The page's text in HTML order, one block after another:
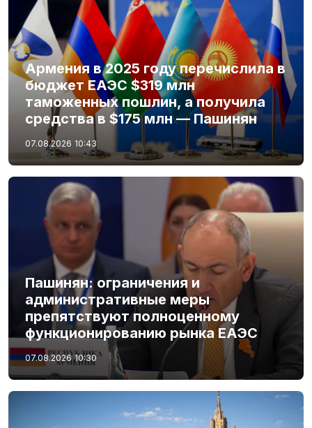
Армения в 2025 году перечислила в
бюджет ЕАЭС $319 млн
таможенных пошлин, а получила
средства в $175 млн — Пашинян
07.08.2026 10:43
Пашинян: ограничения и
административные меры
препятствуют полноценному
функционированию рынка ЕАЭС
07.08.2026 10:30